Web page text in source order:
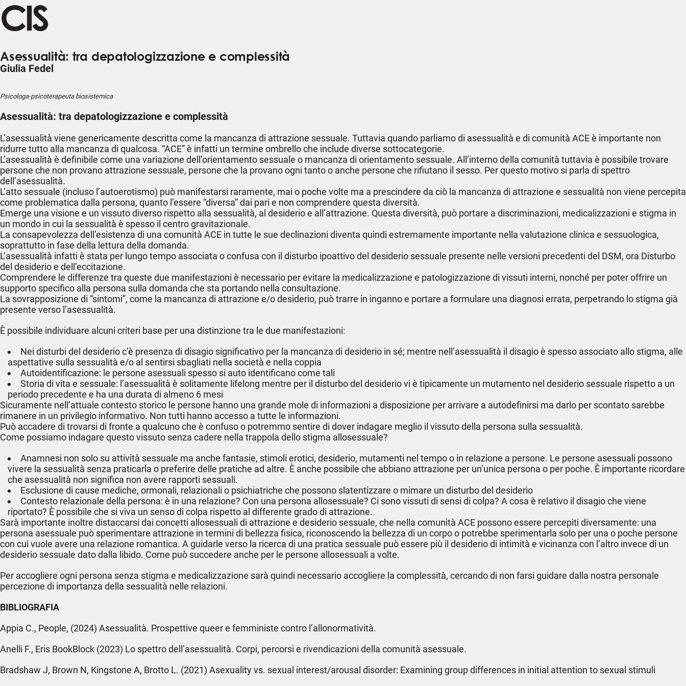
CIS
Asessualità: tra depatologizzazione e complessità
Giulia Fedel
Psicologa-psicoterapeuta biosistemica
Asessualità: tra depatologizzazione e complessità
L’asessualità viene genericamente descritta come la mancanza di attrazione sessuale. Tuttavia quando parliamo di asessualità e di comunità ACE è importante non
ridurre tutto alla mancanza di qualcosa. “ACE” è infatti un termine ombrello che include diverse sottocategorie.
L’asessualità è definibile come una variazione dell’orientamento sessuale o mancanza di orientamento sessuale. All’interno della comunità tuttavia è possibile trovare
persone che non provano attrazione sessuale, persone che la provano ogni tanto o anche persone che rifiutano il sesso. Per questo motivo si parla di spettro
dell’asessualità.
L’atto sessuale (incluso l’autoerotismo) può manifestarsi raramente, mai o poche volte ma a prescindere da ciò la mancanza di attrazione e sessualità non viene percepita
come problematica dalla persona, quanto l’essere “diversa” dai pari e non comprendere questa diversità.
Emerge una visione e un vissuto diverso rispetto alla sessualità, al desiderio e all’attrazione. Questa diversità, può portare a discriminazioni, medicalizzazioni e stigma in
un mondo in cui la sessualità è spesso il centro gravitazionale.
La consapevolezza dell’esistenza di una comunità ACE in tutte le sue declinazioni diventa quindi estremamente importante nella valutazione clinica e sessuologica,
soprattutto in fase della lettura della domanda.
L’asessualità infatti è stata per lungo tempo associata o confusa con il disturbo ipoattivo del desiderio sessuale presente nelle versioni precedenti del DSM, ora Disturbo
del desiderio e dell’eccitazione.
Comprendere le differenze tra queste due manifestazioni è necessario per evitare la medicalizzazione e patologizzazione di vissuti interni, nonché per poter offrire un
supporto specifico alla persona sulla domanda che sta portando nella consultazione.
La sovrapposizione di “sintomi”, come la mancanza di attrazione e/o desiderio, può trarre in inganno e portare a formulare una diagnosi errata, perpetrando lo stigma già
presente verso l’asessualità.
È possibile individuare alcuni criteri base per una distinzione tra le due manifestazioni:
Nei disturbi del desiderio c’è presenza di disagio significativo per la mancanza di desiderio in sé; mentre nell’asessualità il disagio è spesso associato allo stigma, alle
aspettative sulla sessualità e/o al sentirsi sbagliati nella società e nella coppia
Autoidentificazione: le persone asessuali spesso si auto identificano come tali
Storia di vita e sessuale: l’asessualità è solitamente lifelong mentre per il disturbo del desiderio vi è tipicamente un mutamento nel desiderio sessuale rispetto a un
periodo precedente e ha una durata di almeno 6 mesi
Sicuramente nell’attuale contesto storico le persone hanno una grande mole di informazioni a disposizione per arrivare a autodefinirsi ma darlo per scontato sarebbe
rimanere in un privilegio informativo. Non tutti hanno accesso a tutte le informazioni.
Può accadere di trovarsi di fronte a qualcuno che è confuso o potremmo sentire di dover indagare meglio il vissuto della persona sulla sessualità.
Come possiamo indagare questo vissuto senza cadere nella trappola dello stigma allosessuale?
Anamnesi non solo su attività sessuale ma anche fantasie, stimoli erotici, desiderio, mutamenti nel tempo o in relazione a persone. Le persone asessuali possono
vivere la sessualità senza praticarla o preferire delle pratiche ad altre. È anche possibile che abbiano attrazione per un’unica persona o per poche. È importante ricordare
che asessualità non significa non avere rapporti sessuali.
Esclusione di cause mediche, ormonali, relazionali o psichiatriche che possono slatentizzare o mimare un disturbo del desiderio
Contesto relazionale della persona: è in una relazione? Con una persona allosessuale? Ci sono vissuti di sensi di colpa? A cosa è relativo il disagio che viene
riportato? È possibile che si viva un senso di colpa rispetto al differente grado di attrazione.
Sarà importante inoltre distaccarsi dai concetti allosessuali di attrazione e desiderio sessuale, che nella comunità ACE possono essere percepiti diversamente: una
persona asessuale può sperimentare attrazione in termini di bellezza fisica, riconoscendo la bellezza di un corpo o potrebbe sperimentarla solo per una o poche persone
con cui vuole avere una relazione romantica. A guidarle verso la ricerca di una pratica sessuale può essere più il desiderio di intimità e vicinanza con l’altro invece di un
desiderio sessuale dato dalla libido. Come può succedere anche per le persone allosessuali a volte.
Per accogliere ogni persona senza stigma e medicalizzazione sarà quindi necessario accogliere la complessità, cercando di non farsi guidare dalla nostra personale
percezione di importanza della sessualità nelle relazioni.
BIBLIOGRAFIA
Appia C., People, (2024) Asessualità. Prospettive queer e femministe contro l’allonormatività.
Anelli F., Eris BookBlock (2023) Lo spettro dell’asessualità. Corpi, percorsi e rivendicazioni della comunità asessuale.
Bradshaw J, Brown N, Kingstone A, Brotto L. (2021) Asexuality vs. sexual interest/arousal disorder: Examining group differences in initial attention to sexual stimuli